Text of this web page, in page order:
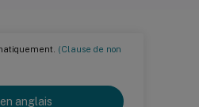
(Clause de non
anglais